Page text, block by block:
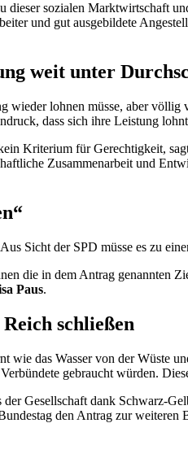
sozialen Marktwirtschaft
und gut ausgebildete
weit unter
lohnen müsse, aber
dass sich ihre Leistung
Kriterium für Gerechtigkeit,
Zusammenarbeit und
Sicht der SPD müsse es zu
die in dem Antrag genannten
Paus.
schließen
das Wasser von der Wüste
gebraucht würden.
Gesellschaft dank Schwarz-
den Antrag zur weiteren